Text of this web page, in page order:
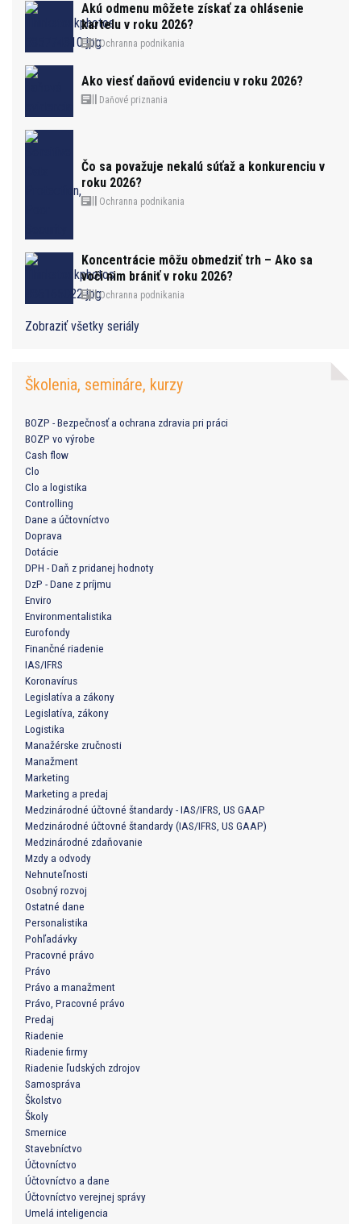
Akú odmenu môžete získať za ohlásenie
kartelu v roku 2026?
Ochranna podnikania
Ako viesť daňovú evidenciu v roku 2026?
Daňové priznania
Čo sa považuje nekalú súťaž a konkurenciu v
roku 2026?
Ochranna podnikania
Koncentrácie môžu obmedziť trh – Ako sa
voči nim brániť v roku 2026?
Ochranna podnikania
Zobraziť všetky seriály
Školenia, semináre, kurzy
BOZP - Bezpečnosť a ochrana zdravia pri práci
BOZP vo výrobe
Cash flow
Clo
Clo a logistika
Controlling
Dane a účtovníctvo
Doprava
Dotácie
DPH - Daň z pridanej hodnoty
DzP - Dane z príjmu
Enviro
Environmentalistika
Eurofondy
Finančné riadenie
IAS/IFRS
Koronavírus
Legislatíva a zákony
Legislatíva, zákony
Logistika
Manažérske zručnosti
Manažment
Marketing
Marketing a predaj
Medzinárodné účtovné štandardy - IAS/IFRS, US GAAP
Medzinárodné účtovné štandardy (IAS/IFRS, US GAAP)
Medzinárodné zdaňovanie
Mzdy a odvody
Nehnuteľnosti
Osobný rozvoj
Ostatné dane
Personalistika
Pohľadávky
Pracovné právo
Právo
Právo a manažment
Právo, Pracovné právo
Predaj
Riadenie
Riadenie firmy
Riadenie ľudských zdrojov
Samospráva
Školstvo
Školy
Smernice
Stavebníctvo
Účtovníctvo
Účtovníctvo a dane
Účtovníctvo verejnej správy
Umelá inteligencia